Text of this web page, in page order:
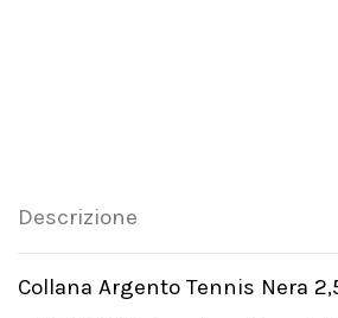
Descrizione
Collana Argento Tennis Nera